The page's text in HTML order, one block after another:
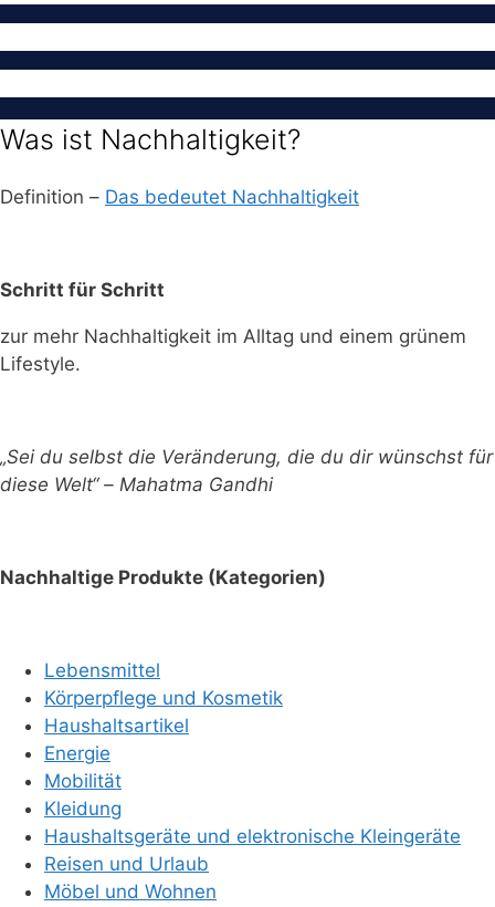
Was ist Nachhaltigkeit?
Definition – Das bedeutet Nachhaltigkeit
Schritt für Schritt
zur mehr Nachhaltigkeit im Alltag und einem grünem
Lifestyle.
„Sei du selbst die Veränderung, die du dir wünschst für
diese Welt“ – Mahatma Gandhi
Nachhaltige Produkte (Kategorien)
Lebensmittel
Körperpflege und Kosmetik
Haushaltsartikel
Energie
Mobilität
Kleidung
Haushaltsgeräte und elektronische Kleingeräte
Reisen und Urlaub
Möbel und Wohnen